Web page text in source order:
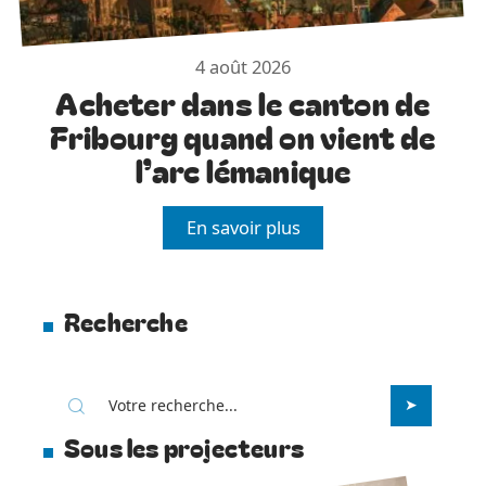
4 août 2026
Acheter dans le canton de
Fribourg quand on vient de
l’arc lémanique
En savoir plus
Recherche
Sous les projecteurs